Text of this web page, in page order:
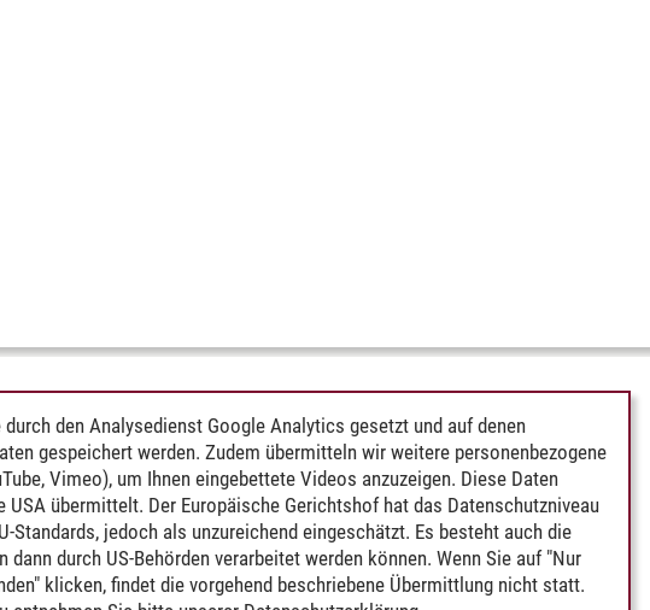
den Analysedienst Google Analytics gesetzt und auf denen
gespeichert werden. Zudem übermitteln wir weitere personenbezogene
Vimeo), um Ihnen eingebettete Videos anzuzeigen. Diese Daten
USA übermittelt. Der Europäische Gerichtshof hat das Datenschutzniveau
Standards, jedoch als unzureichend eingeschätzt. Es besteht auch die
durch US-Behörden verarbeitet werden können. Wenn Sie auf "Nur
klicken, findet die vorgehend beschriebene Übermittlung nicht statt.